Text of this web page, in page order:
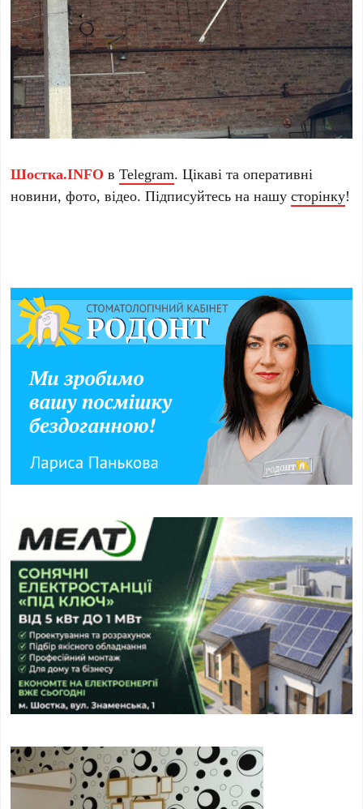
Шостка.INFO вTelegram. Цікаві та оперативні
новини, фото, відео. Підписуйтесь на нашусторінку!